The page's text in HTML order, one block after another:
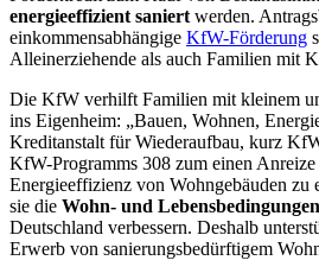
energieeffizient saniertwerden.
einkommensabhängige KfW-Förderung
Alleinerziehende als auch Familien mit
Die KfW verhilft Familien mit kleinem
ins Eigenheim: „Bauen, Wohnen,
Kreditanstalt für Wiederaufbau, kurz
KfW-Programms 308 zum einen
Energieeffizienz von Wohngebäuden zu
sie die Wohn- und Lebensbedingungen
Deutschland verbessern. Deshalb
Erwerb von sanierungsbedürftigem